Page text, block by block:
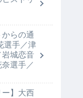
からの通
選手／津
岩城恋音
選手／
ー】大西